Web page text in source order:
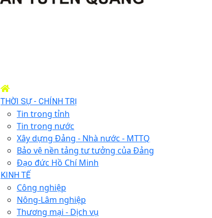
THỜI SỰ - CHÍNH TRỊ
Tin trong tỉnh
Tin trong nước
Xây dựng Đảng - Nhà nước - MTTQ
Bảo vệ nền tảng tư tưởng của Đảng
Đạo đức Hồ Chí Minh
KINH TẾ
Công nghiệp
Nông-Lâm nghiệp
Thương mại - Dịch vụ